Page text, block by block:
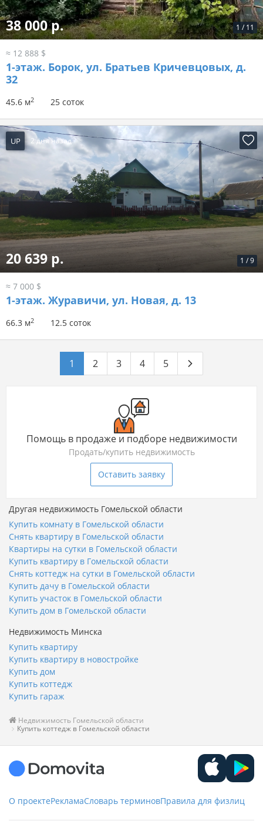
1 / 11
38 000 р.
≈ 12 888 $
1-этаж. Борок, ул. Братьев Кричевцовых, д.
32
45.6 м2 25 соток
UP 2 дня назад
1 /9
20 639 р.
≈ 7 000 $
1-этаж. Журавичи, ул. Новая, д. 13
66.3 м2 12.5 соток
1 2 3 4 5
Помощь в продаже и подборе недвижимости
Продать/купить недвижимость
Оставить заявку
Другая недвижимость Гомельской области
Купить комнату в Гомельской области
Снять квартиру в Гомельской области
Квартиры на сутки в Гомельской области
Купить квартиру в Гомельской области
Снять коттедж на сутки в Гомельской области
Купить дачу в Гомельской области
Купить участок в Гомельской области
Купить дом в Гомельской области
Недвижимость Минска
Купить квартиру
Купить квартиру в новостройке
Купить дом
Купить коттедж
Купить гараж
Недвижимость Гомельской области
Купить коттедж в Гомельской области
О проектеРекламаСловарь терминовПравила для физлиц